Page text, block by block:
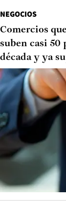
NEGOCIOS
Comercios
suben casi 50
década y ya